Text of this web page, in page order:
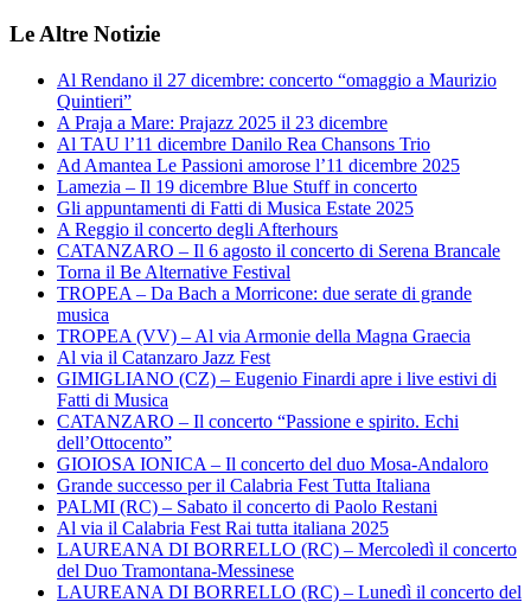
Le Altre Notizie
Al Rendano il 27 dicembre: concerto “omaggio a Maurizio
Quintieri”
A Praja a Mare: Prajazz 2025 il 23 dicembre
Al TAU l’11 dicembre Danilo Rea Chansons Trio
Ad Amantea Le Passioni amorose l’11 dicembre 2025
Lamezia – Il 19 dicembre Blue Stuff in concerto
Gli appuntamenti di Fatti di Musica Estate 2025
A Reggio il concerto degli Afterhours
CATANZARO – Il 6 agosto il concerto di Serena Brancale
Torna il Be Alternative Festival
TROPEA – Da Bach a Morricone: due serate di grande
musica
TROPEA (VV) – Al via Armonie della Magna Graecia
Al via il Catanzaro Jazz Fest
GIMIGLIANO (CZ) – Eugenio Finardi apre i live estivi di
Fatti di Musica
CATANZARO – Il concerto “Passione e spirito. Echi
dell’Ottocento”
GIOIOSA IONICA – Il concerto del duo Mosa-Andaloro
Grande successo per il Calabria Fest Tutta Italiana
PALMI (RC) – Sabato il concerto di Paolo Restani
Al via il Calabria Fest Rai tutta italiana 2025
LAUREANA DI BORRELLO (RC) – Mercoledì il concerto
del Duo Tramontana-Messinese
LAUREANA DI BORRELLO (RC) – Lunedì il concerto del